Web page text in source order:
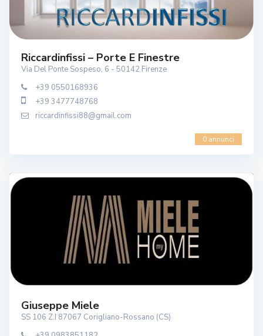
Riccardinfissi – Porte E Finestre
Via Del Ponte Sospeso, 6 - 50142 Firenze
+39 0550168936
+39 3477748768
riccardinfissi88@gmail.com
0 annunci
Giuseppe Miele
SS 106 Z.I 87067 Corigliano-Rossano (CS)